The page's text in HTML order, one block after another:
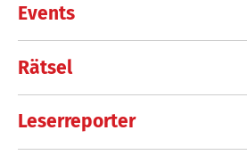
Events
Rätsel
Leserreporter